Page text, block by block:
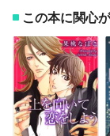
この本に関心